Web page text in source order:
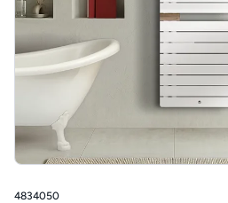
4834050